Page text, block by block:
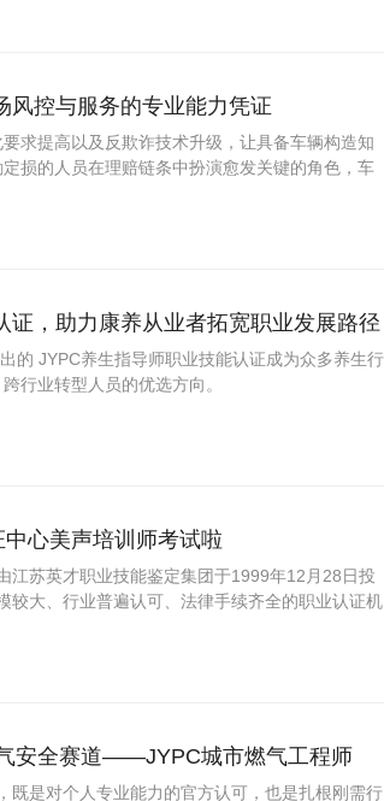
风控与服务的专业能力凭证
求提高以及反欺诈技术升级，让具备车辆构造知
损的人员在理赔链条中扮演愈发关键的角色，车
证，助力康养从业者拓宽职业发展路径
的 JYPC养生指导师职业技能认证成为众多养生行
行业转型人员的优选方向。
心美声培训师考试啦
江苏英才职业技能鉴定集团于1999年12月28日投
较大、行业普遍认可、法律手续齐全的职业认证机
安全赛道——JYPC城市燃气工程师
既是对个人专业能力的官方认可，也是扎根刚需行